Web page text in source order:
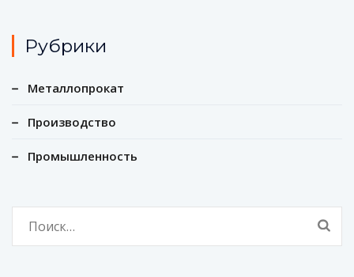
Рубрики
Металлопрокат
Производство
Промышленность